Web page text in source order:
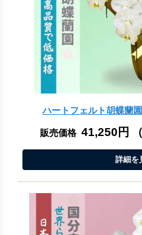
ハートフェルト胡蝶蘭
販売価格 41,250円